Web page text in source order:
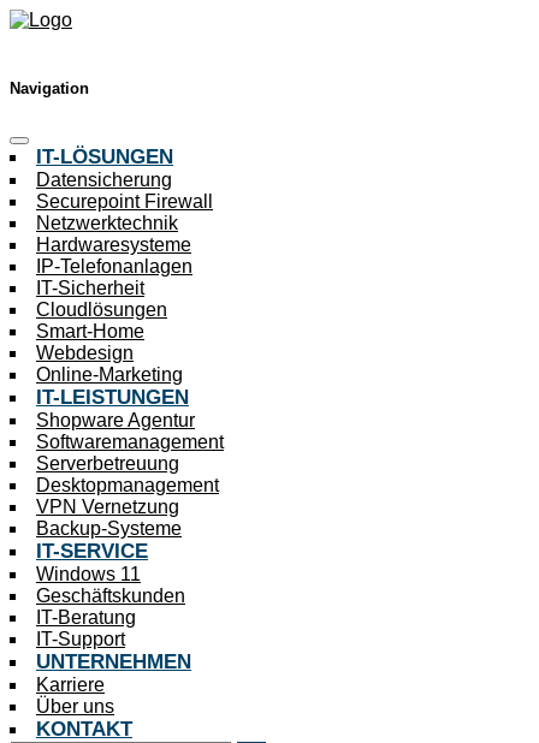
Navigation
IT-LÖSUNGEN
Datensicherung
Securepoint Firewall
Netzwerktechnik
Hardwaresysteme
IP-Telefonanlagen
IT-Sicherheit
Cloudlösungen
Smart-Home
Webdesign
Online-Marketing
IT-LEISTUNGEN
Shopware Agentur
Softwaremanagement
Serverbetreuung
Desktopmanagement
VPN Vernetzung
Backup-Systeme
IT-SERVICE
Windows 11
Geschäftskunden
IT-Beratung
IT-Support
UNTERNEHMEN
Karriere
Über uns
KONTAKT